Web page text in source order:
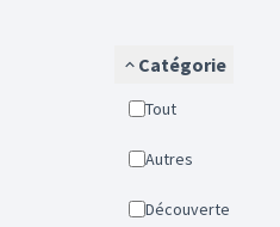
Catégorie
Tout
Autres
Découverte